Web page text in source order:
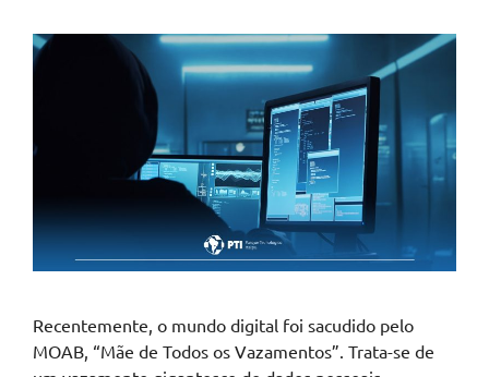
Recentemente, o mundo digital foi sacudido pelo
MOAB, “Mãe de Todos os Vazamentos”. Trata-se de